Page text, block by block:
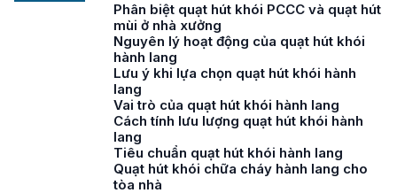
Phân biệt quạt hút khói PCCC và quạt hút
mùi ở nhà xưởng
Nguyên lý hoạt động của quạt hút khói
hành lang
Lưu ý khi lựa chọn quạt hút khói hành
lang
Vai trò của quạt hút khói hành lang
Cách tính lưu lượng quạt hút khói hành
lang
Tiêu chuẩn quạt hút khói hành lang
Quạt hút khói chữa cháy hành lang cho
tòa nhà